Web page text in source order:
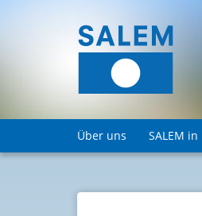
Über uns SALEM